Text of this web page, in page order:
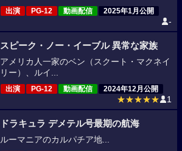
出演 PG-12 動画配信 2025年1月公開
-
スピーク・ノー・イーブル 異常な家族
アメリカ人一家のベン（スクート・マクネイ
リー）、ルイ...
出演 PG-12 動画配信 2024年12月公開
★★★★★ 1
ドラキュラ デメテル号最期の航海
ルーマニアのカルパチア地...